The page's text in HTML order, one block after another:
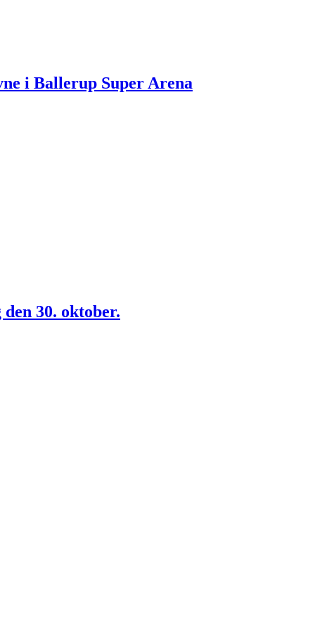
i Ballerup Super Arena
30. oktober.